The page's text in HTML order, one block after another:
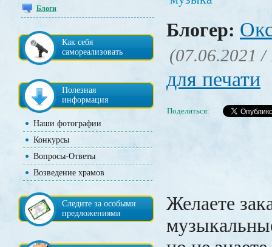
Блоги
Как себя
самореализовать
Полезная
информация
Наши фотографии
Конкурсы
Вопросы-Ответы
Возведение храмов
Следите за особыми
предложениями
Блогер:
(07.06.2021 /
для печати
Поделиться:
Желаете